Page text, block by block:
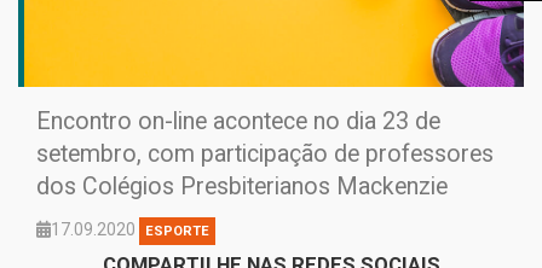
Encontro on-line acontece no dia 23 de
setembro, com participação de professores
dos Colégios Presbiterianos Mackenzie
17.09.2020 ESPORTE